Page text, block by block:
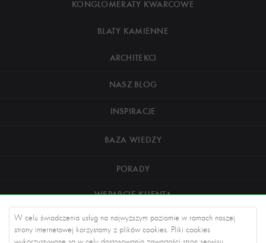
W celu świadczenia usług na najwyższym poziomie w ramach naszej
strony internetowej korzystamy z plików cookies. Pliki cookies
KONGLOMERATY KWARCOWE
BLATY KAMIENNE
ARCHITEKCI
NASZ BLOG
INSPIRACJE
BAZA WIEDZY
PORADY
WSPARCIE KLIENTA
O NAS